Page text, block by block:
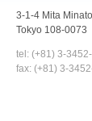
3-1-4 Mita
Tokyo 108-0073
tel: (+81) 3-
fax: (+81) 3-